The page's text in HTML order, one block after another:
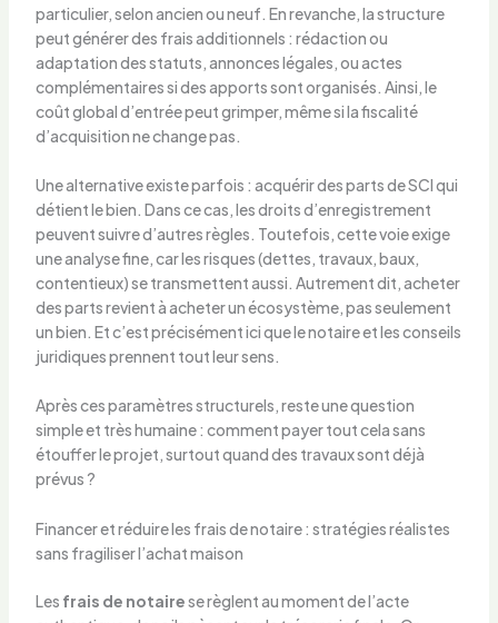
particulier, selon ancien ou neuf. En revanche, la structure
peut générer des frais additionnels : rédaction ou
adaptation des statuts, annonces légales, ou actes
complémentaires si des apports sont organisés. Ainsi, le
coût global d’entrée peut grimper, même si la fiscalité
d’acquisition ne change pas.
Une alternative existe parfois : acquérir des parts de SCI qui
détient le bien. Dans ce cas, les droits d’enregistrement
peuvent suivre d’autres règles. Toutefois, cette voie exige
une analyse fine, car les risques (dettes, travaux, baux,
contentieux) se transmettent aussi. Autrement dit, acheter
des parts revient à acheter un écosystème, pas seulement
un bien. Et c’est précisément ici que le notaire et les conseils
juridiques prennent tout leur sens.
Après ces paramètres structurels, reste une question
simple et très humaine : comment payer tout cela sans
étouffer le projet, surtout quand des travaux sont déjà
prévus ?
Financer et réduire les frais de notaire : stratégies réalistes
sans fragiliser l’achat maison
Les frais de notairese règlent au moment de l’acte